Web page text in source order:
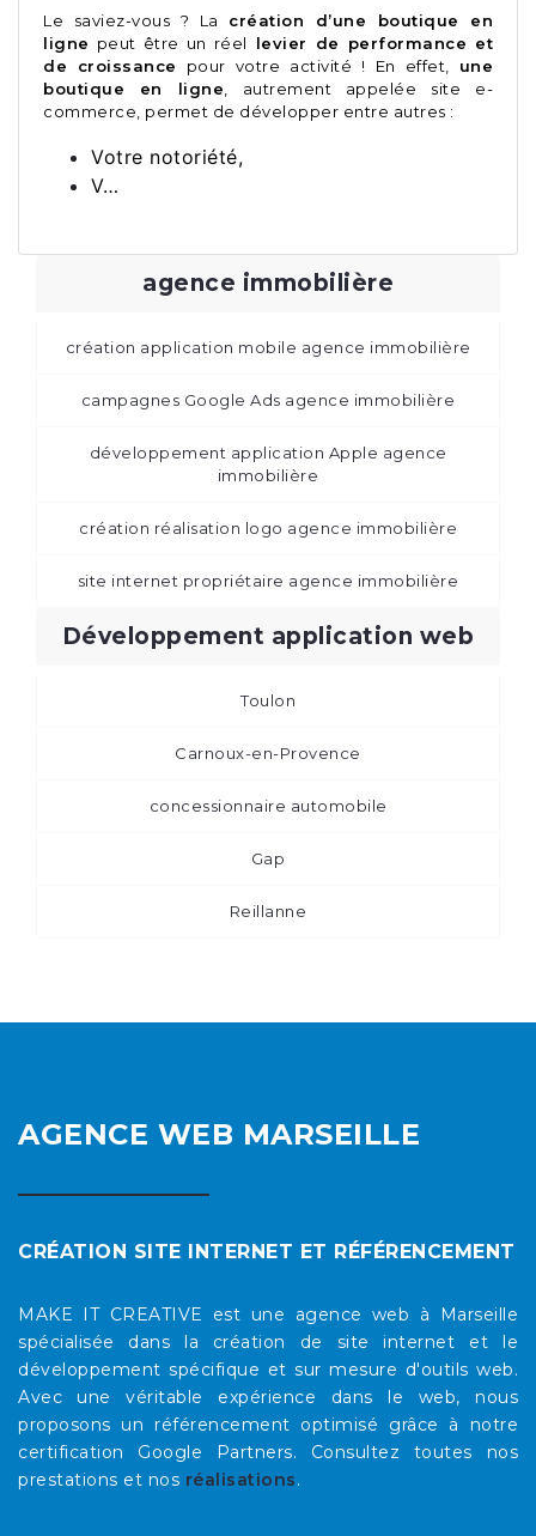
Le saviez-vous ? La création d’une boutique en
ligne peut être un réel levier de performance et
de croissance
pour votre activité ! En effet, une
boutique en ligne , autrement appelée site e-
commerce, permet de développer entre autres :
Votre notoriété,
V…
agence immobilière
création application mobile agence immobilière
campagnes Google Ads agence immobilière
développement application Apple agence
immobilière
création réalisation logo agence immobilière
site internet propriétaire agence immobilière
Développement application web
Toulon
Carnoux-en-Provence
concessionnaire automobile
Gap
Reillanne
AGENCE WEB MARSEILLE
CRÉATION SITE INTERNET ET RÉFÉRENCEMENT
MAKE IT CREATIVE est une agence web à Marseille
spécialisée dans la création de site internet et le
développement spécifique et sur mesure d'outils web.
Avec une véritable expérience dans le web, nous
proposons un référencement optimisé grâce à notre
certification Google Partners. Consultez toutes nos
prestations et nos réalisations.